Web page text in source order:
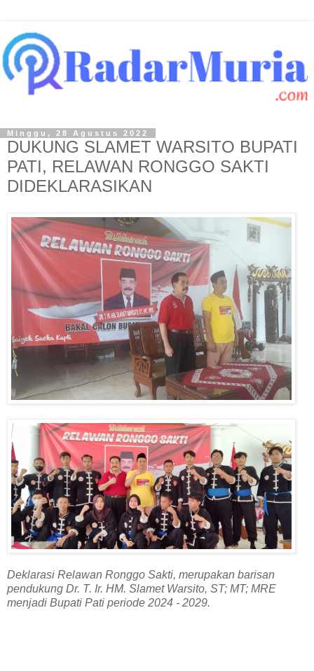
Minggu, 28 Agustus 2022
DUKUNG SLAMET WARSITO BUPATI
PATI, RELAWAN RONGGO SAKTI
DIDEKLARASIKAN
Deklarasi Relawan Ronggo Sakti, merupakan barisan
pendukung Dr. T. Ir. HM. Slamet Warsito, ST; MT; MRE
menjadi Bupati Pati periode 2024 - 2029.